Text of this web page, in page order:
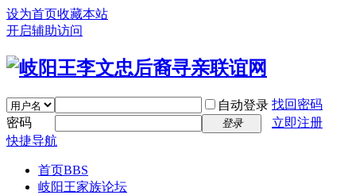
设为首页收藏本站
开启辅助访问
自动登录 找回密码
密码
登录
立即注册
快捷导航
首页BBS
岐阳王家族论坛